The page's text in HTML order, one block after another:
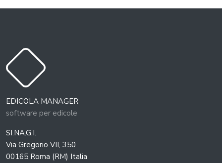
EDICOLA MANAGER
software per edicole
SI.NA.G.I.
Via Gregorio VII, 350
00165 Roma (RM) Italia